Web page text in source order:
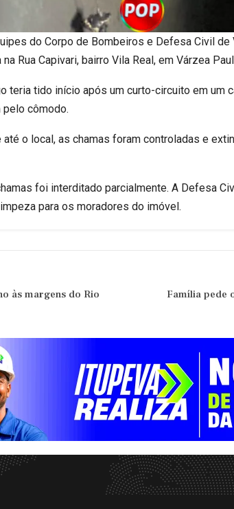
do Corpo de Bombeiros e Defesa Civil de
Rua Capivari, bairro Vila Real, em Várzea
teria tido início após um curto-circuito em um
cômodo.
o local, as chamas foram controladas e
foi interditado parcialmente. A Defesa
para os moradores do imóvel.
às margens do Rio
Família pede